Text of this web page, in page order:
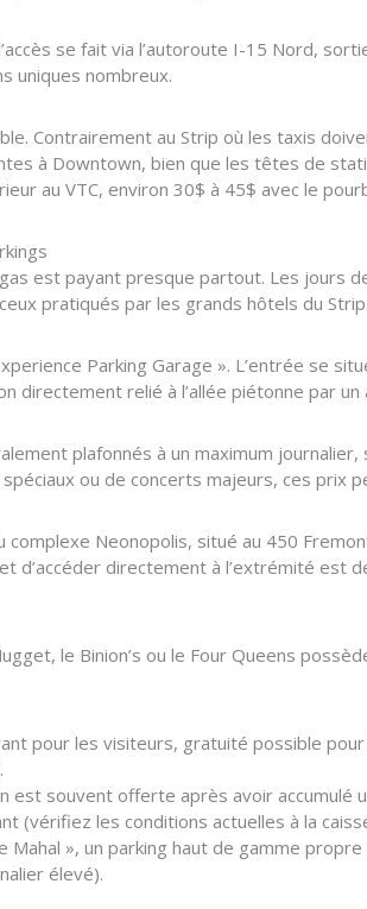
se fait via l’autoroute I-15 Nord,
uniques nombreux.
Contrairement au Strip où les taxis
à Downtown, bien que les têtes de
au VTC, environ 30$ à 45$ avec le
est payant presque partout. Les jours
pratiqués par les grands hôtels du Strip.
Parking Garage ». L’entrée se
directement relié à l’allée piétonne par un
plafonnés à un maximum
ou de concerts majeurs, ces prix
Neonopolis, situé au 450
d’accéder directement à l’extrémité est
le Binion’s ou le Four Queens
pour les visiteurs, gratuité possible
est souvent offerte après avoir
(vérifiez les conditions actuelles à la
Mahal », un parking haut de gamme
élevé).